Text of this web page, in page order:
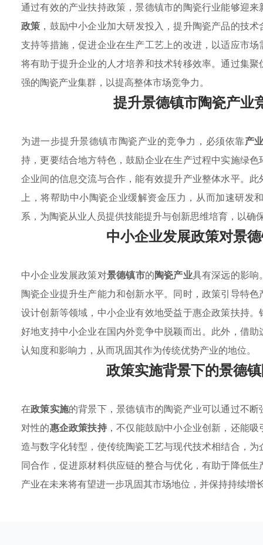
通过有效的产业扶持政策，景德镇市的陶瓷行业能够迎
政策 ，鼓励中小企业加大研发投入，提升陶瓷产品的技
支持等措施，促进企业在生产工艺上的改进，以适应市
将有助于提升企业的人才培养和技术转移效率。通过集
强的陶瓷产业集群，以提高整体市场竞争力。
提升景德镇市陶瓷产业
为进一步提升景德镇市陶瓷产业的竞争力，必须依靠产
持，更要结合地方特色，鼓励企业在生产过程中实施绿
企业间的信息交流与合作，能有效提升产业整体水平。
上，将帮助中小陶瓷企业缓解资金压力，从而加速研发
系，为陶瓷从业人员提供技能提升与创新思维培育，以确
中小企业发展政策对景
中小企业发展政策对景德镇市的陶瓷产业具有深远的影响
陶瓷企业提升生产能力和创新水平。同时，政策引导特
设计创新等领域，中小企业有效地受益于惠企政策扶持
好地支持中小企业在国内外竞争中脱颖而出。此外，借
认知度和影响力，从而巩固其作为传统优势产业的地位。
政策实施背景下的景德
在政策实施的背景下，景德镇市的陶瓷产业可以通过不断
对性的惠企政策扶持，不仅能鼓励中小企业创新，还能
造与数字化转型，使传统陶瓷工艺与现代技术相结合，
同合作，促进原材料供应链的整合与优化，有助于降低
产业在未来将有望进一步巩固其市场地位，并保持持续增